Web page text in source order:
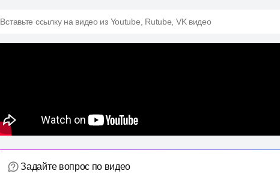
Вставьте ссылку на видео из Youtube, Rutube, VK видео
Задайте вопрос по видео